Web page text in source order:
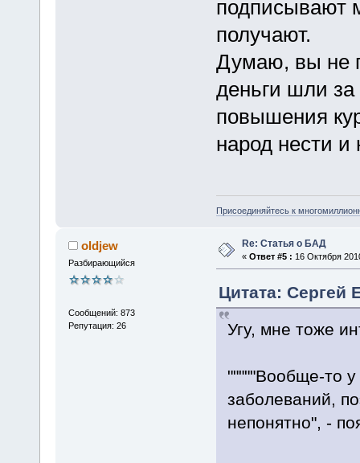
подписывают
получают.
Думаю, вы не
деньги шли за
повышения
народ нести и
Присоединяйтесь к
oldjew
Разбирающийся
Сообщений: 873
Репутация: 26
Re: Статья о БАД
« Ответ #5 : 16 Октября
Цитата: Сергей
Угу, мне тоже
"""""Вообще-то
заболеваний,
непонятно", -